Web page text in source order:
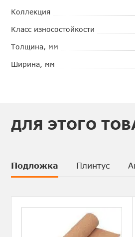
Коллекция
Класс износостойкости
Толщина, мм
Ширина, мм
ДЛЯ ЭТОГО
Подложка Плинтус